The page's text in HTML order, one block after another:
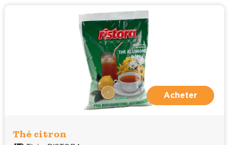
Acheter
Thé citron